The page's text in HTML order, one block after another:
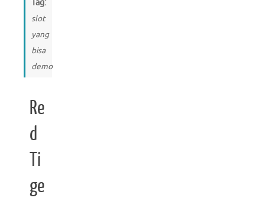
Tag:
slot
yang
bisa
demo
Re
d
Ti
ge